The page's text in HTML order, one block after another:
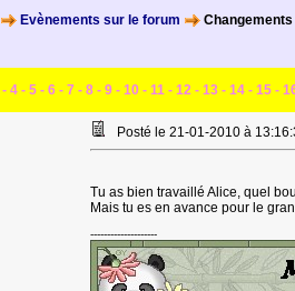
Evènements sur le forum
- 4 - 5 - 6 - 7 - 8 - 9 - 10 - 11 - 12 - 13 - 14 - 15 -
Posté le 21-01-2010 à
Tu as bien travaillé Alice, quel
Mais tu es en avance pour le
--------------------